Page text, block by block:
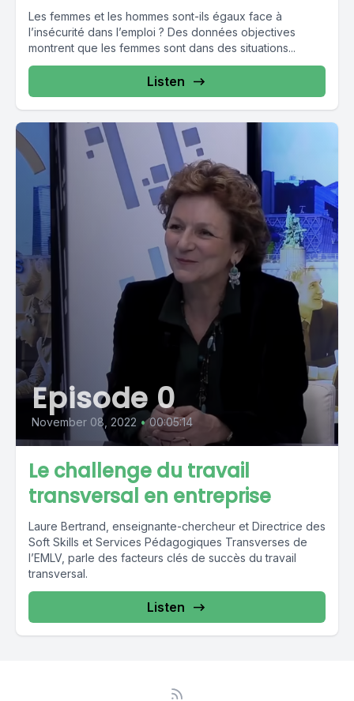
Les femmes et les hommes sont-ils égaux face à
l’insécurité dans l’emploi ? Des données objectives
montrent que les femmes sont dans des situations...
Listen
Episode 0
November 08, 2022 • 00:05:14
Le challenge du travail
transversal en entreprise
Laure Bertrand, enseignante-chercheur et Directrice des
Soft Skills et Services Pédagogiques Transverses de
l’EMLV, parle des facteurs clés de succès du travail
transversal.
Listen